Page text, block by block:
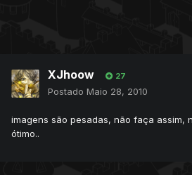
XJhoow 27
Postado Maio 28, 2010
imagens são pesadas, não faça assim,
ótimo..